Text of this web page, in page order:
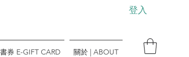
登入
券 E-GIFT CARD 關於 | ABOUT